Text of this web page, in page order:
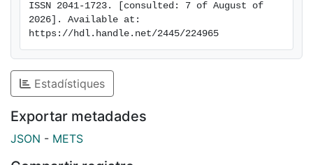
ISSN 2041-1723. [consulted: 7 of August of
2026]. Available at:
https://hdl.handle.net/2445/224965
Estadístiques
Exportar metadades
JSON - METS